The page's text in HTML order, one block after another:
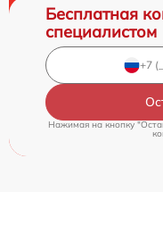
Бесплатная
специалистом
Нажимая на кнопку